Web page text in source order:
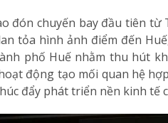
đón chuyến bay đầu tiên từ
tỏa hình ảnh điểm đến
phố Huế nhằm thu hút
động tạo mối quan hệ
đẩy phát triển nền kinh tế